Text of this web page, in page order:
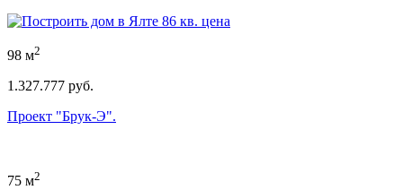
98 м2
1.327.777 руб.
Проект "Брук-Э".
75 м2